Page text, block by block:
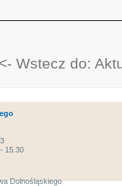
<- Wstecz do:
15.30
Dolnośląskiego